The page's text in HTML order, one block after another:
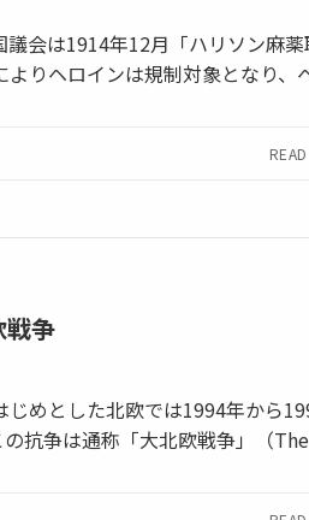
会は1914年12月「ハリソン麻
よりヘロインは規制対象となり、
戦争
めとした北欧では1994年から
抗争は通称「大北欧戦争」（